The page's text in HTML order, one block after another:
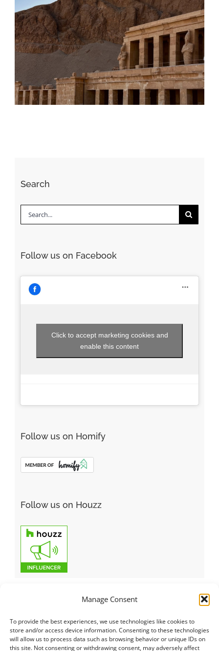
Manage Consent
To provide the best experiences, we use technologies like cookies to
store and/or access device information. Consenting to these technologies
will allow us to process data such as browsing behavior or unique IDs on
this site. Not consenting or withdrawing consent, may adversely affect
Daily inspiration of Interior design
Search
Search
Follow us on Facebook
Click to accept marketing cookies and
enable this content
Follow us on Homify
Follow us on Houzz
Italiano Русский | English | Français Deutsch العربية 汉语
Čeština|Dansk|Dutch |Español|Català|Ελληνικά|日本語|